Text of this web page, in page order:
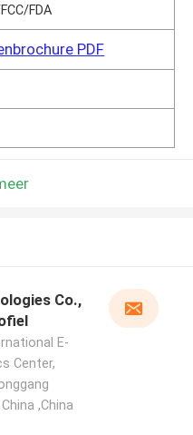
FDA
PDF
Co.,
E-
Center,
,China